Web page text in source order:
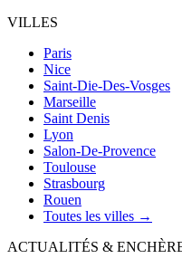
VILLES
Paris
Nice
Saint-Die-Des-Vosges
Marseille
Saint Denis
Lyon
Salon-De-Provence
Toulouse
Strasbourg
Rouen
Toutes les villes →
ACTUALITÉS &